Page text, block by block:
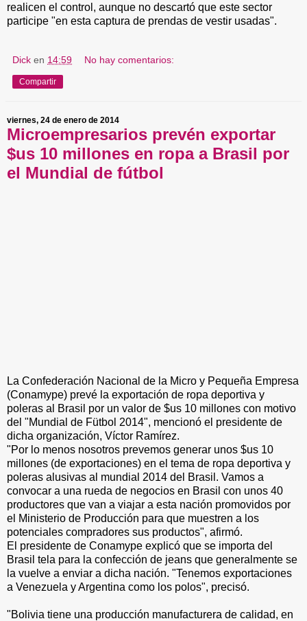
realicen el control, aunque no descartó que este sector
participe "en esta captura de prendas de vestir usadas".
Dick en 14:59 No hay comentarios:
Compartir
viernes, 24 de enero de 2014
Microempresarios prevén exportar
$us 10 millones en ropa a Brasil por
el Mundial de fútbol
La Confederación Nacional de la Micro y Pequeña Empresa
(Conamype) prevé la exportación de ropa deportiva y
poleras al Brasil por un valor de $us 10 millones con motivo
del "Mundial de Fütbol 2014", mencionó el presidente de
dicha organización, Víctor Ramírez.
"Por lo menos nosotros prevemos generar unos $us 10
millones (de exportaciones) en el tema de ropa deportiva y
poleras alusivas al mundial 2014 del Brasil. Vamos a
convocar a una rueda de negocios en Brasil con unos 40
productores que van a viajar a esta nación promovidos por
el Ministerio de Producción para que muestren a los
potenciales compradores sus productos", afirmó.
El presidente de Conamype explicó que se importa del
Brasil tela para la confección de jeans que generalmente se
la vuelve a enviar a dicha nación. "Tenemos exportaciones
a Venezuela y Argentina como los polos", precisó.
"Bolivia tiene una producción manufacturera de calidad, en